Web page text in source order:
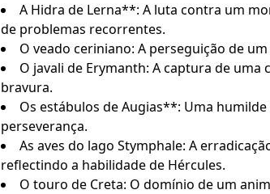
A Hidra de Lerna**: A luta contra um
de problemas recorrentes.
O veado ceriniano: A perseguição de
O javali de Erymanth: A captura de
bravura.
Os estábulos de Augias**: Uma
perseverança.
As aves do lago Stymphale: A
reflectindo a habilidade de Hércules.
O touro de Creta: O domínio de um